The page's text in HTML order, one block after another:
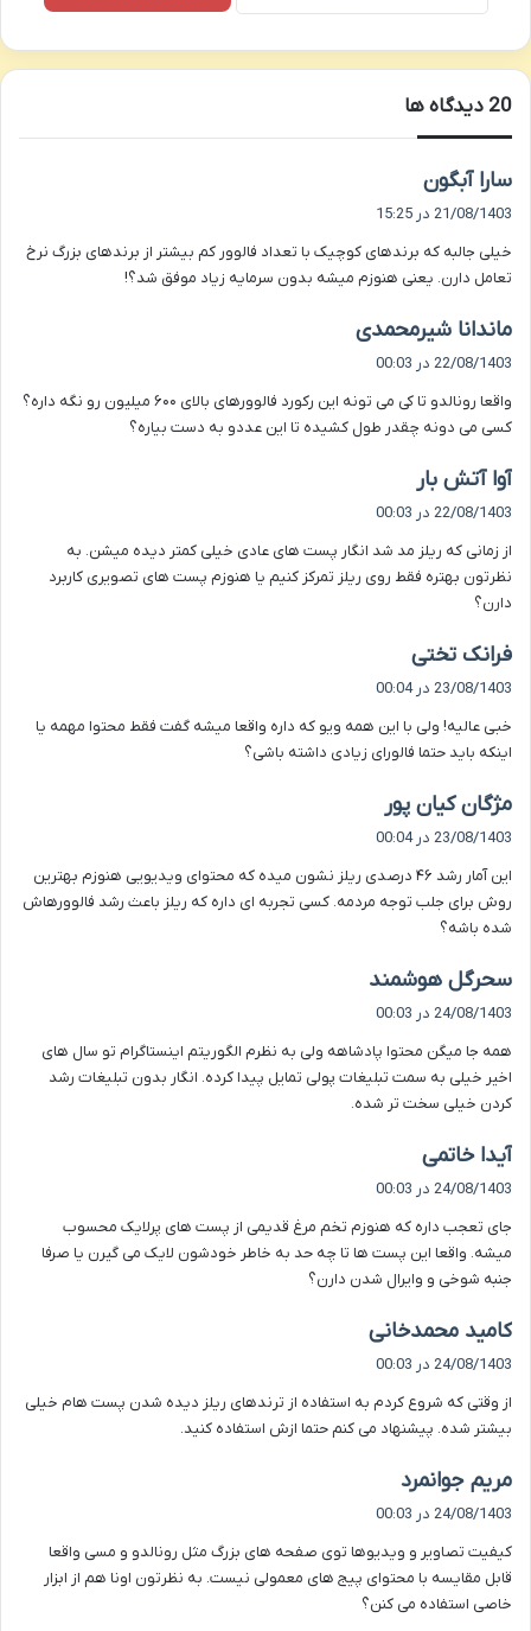
‫20 دیدگاه ها
سارا آبگون
21/08/1403 در 15:25
خیلی جالبه که برندهای کوچیک با تعداد فالوور کم بیشتر از برندهای بزرگ نرخ
تعامل دارن. یعنی هنوزم میشه بدون سرمایه زیاد موفق شد؟!
ماندانا شیرمحمدی
:
22/08/1403 در 00:03
واقعا رونالدو تا کی می تونه این رکورد فالوورهای بالای ۶۰۰ میلیون رو نگه داره؟
کسی می دونه چقدر طول کشیده تا این عددو به دست بیاره؟
آوا آتش بار
ف
:
22/08/1403 در 00:03
از زمانی که ریلز مد شد انگار پست های عادی خیلی کمتر دیده میشن. به
نظرتون بهتره فقط روی ریلز تمرکز کنیم یا هنوزم پست های تصویری کاربرد
دارن؟
فرانک تختی
ف
:
23/08/1403 در 00:04
خبی عالیه! ولی با این همه ویو که داره واقعا میشه گفت فقط محتوا مهمه یا
اینکه باید حتما فالورای زیادی داشته باشی؟
مژگان کیان پور
ف
:
23/08/1403 در 00:04
این آمار رشد ۴۶ درصدی ریلز نشون میده که محتوای ویدیویی هنوزم بهترین
روش برای جلب توجه مردمه. کسی تجربه ای داره که ریلز باعث رشد فالوورهاش
شده باشه؟
سحرگل هوشمند
:
24/08/1403 در 00:03
همه جا میگن محتوا پادشاهه ولی به نظرم الگوریتم اینستاگرام تو سال های
اخیر خیلی به سمت تبلیغات پولی تمایل پیدا کرده. انگار بدون تبلیغات رشد
کردن خیلی سخت تر شده.
آیدا خاتمی
:
24/08/1403 در 00:03
جای تعجب داره که هنوزم تخم مرغ قدیمی از پست های پرلایک محسوب
میشه. واقعا این پست ها تا چه حد به خاطر خودشون لایک می گیرن یا صرفا
جنبه شوخی و وایرال شدن دارن؟
کامید محمدخانی
:
24/08/1403 در 00:03
از وقتی که شروع کردم به استفاده از ترندهای ریلز دیده شدن پست هام خیلی
بیشتر شده. پیشنهاد می کنم حتما ازش استفاده کنید.
مریم جوانمرد
ف
:
24/08/1403 در 00:03
کیفیت تصاویر و ویدیوها توی صفحه های بزرگ مثل رونالدو و مسی واقعا
قابل مقایسه با محتوای پیج های معمولی نیست. به نظرتون اونا هم از ابزار
خاصی استفاده می کنن؟